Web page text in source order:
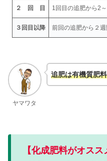
２ 回 目 1回目の追肥から2
３回目以降 前回の追肥から２週
ヤマワタ
追肥は有機質肥
【化成肥料がオスス